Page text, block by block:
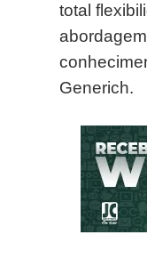
total
Generich.